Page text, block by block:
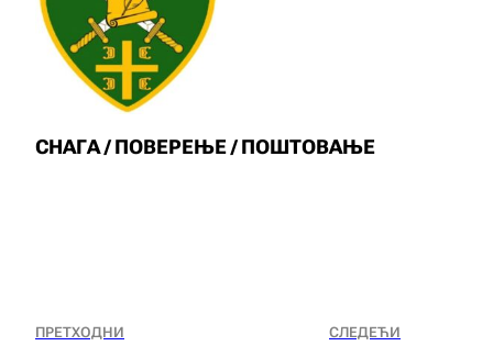
СНАГА / ПОВЕРЕЊЕ / ПОШТОВАЊЕ
ПРЕТХОДНИ СЛЕДЕЋИ